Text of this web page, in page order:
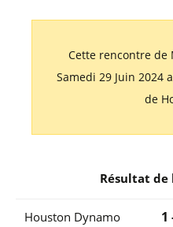
Cette rencontre de
Samedi 29 Juin 2024
de
Résultat
Houston Dynamo 1